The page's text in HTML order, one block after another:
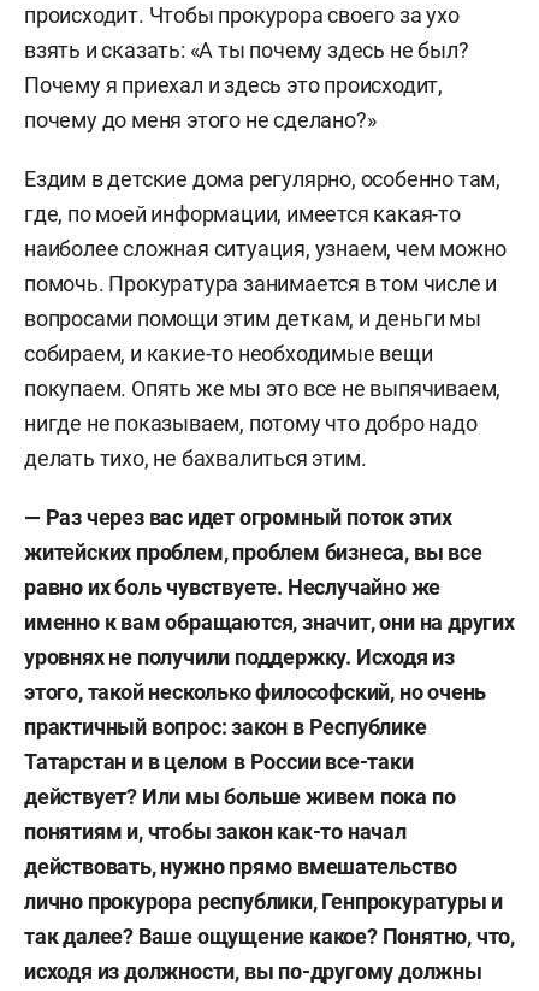
происходит. Чтобы прокурора своего за ухо
взять и сказать: «А ты почему здесь не был?
Почему я приехал и здесь это происходит,
почему до меня этого не сделано?»
Ездим в детские дома регулярно, особенно там,
где, по моей информации, имеется какая-то
наиболее сложная ситуация, узнаем, чем можно
помочь. Прокуратура занимается в том числе и
вопросами помощи этим деткам, и деньги мы
собираем, и какие-то необходимые вещи
покупаем. Опять же мы это все не выпячиваем,
нигде не показываем, потому что добро надо
делать тихо, не бахвалиться этим.
— Раз через вас идет огромный поток этих
житейских проблем, проблем бизнеса, вы все
равно их боль чувствуете. Неслучайно же
именно к вам обращаются, значит, они на других
уровнях не получили поддержку. Исходя из
этого, такой несколько философский, но очень
практичный вопрос: закон в Республике
Татарстан и в целом в России все-таки
действует? Или мы больше живем пока по
понятиям и, чтобы закон как-то начал
действовать, нужно прямо вмешательство
лично прокурора республики, Генпрокуратуры и
так далее? Ваше ощущение какое? Понятно, что,
исходя из должности, вы по-другому должны